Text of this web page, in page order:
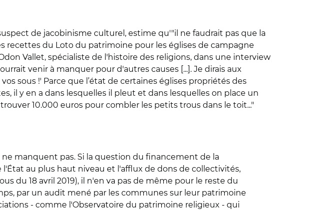
de jacobinisme culturel, estime qu'"il ne faudrait pas que la
recettes du Loto du patrimoine pour les églises de campagne
Vallet, spécialiste de l'histoire des religions, dans une interview
venir à manquer pour d'autres causes [...]. Je dirais aux
sous !' Parce que l’état de certaines églises propriétés des
il y en a dans lesquelles il pleut et dans lesquelles on place un
10.000 euros pour combler les petits trous dans le toit..."
manquent pas. Si la question du financement de la
au plus haut niveau et l'afflux de dons de collectivités,
du 18 avril 2019), il n'en va pas de même pour le reste du
par un audit mené par les communes sur leur patrimoine
- comme l'Observatoire du patrimoine religieux - qui